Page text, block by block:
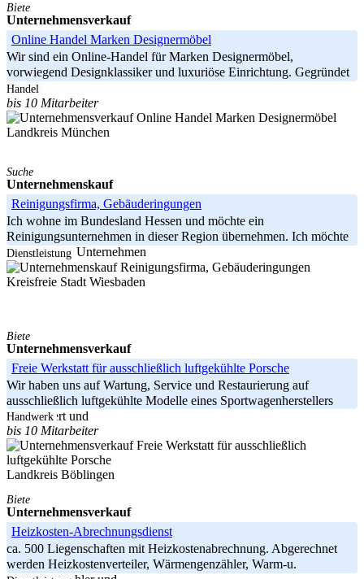
Biete
Unternehmensverkauf
Online Handel Marken Designermöbel
Wir sind ein Online‐Handel für Marken Designermöbel,
vorwiegend Designklassiker und luxuriöse Einrichtung. Gegründet
2015
Handel
bis 10 Mitarbeiter
Landkreis München
Suche
Unternehmenskauf
Reinigungsfirma, Gebäuderingungen
Ich wohne im Bundesland Hessen und möchte ein
Reinigungsunternehmen in dieser Region übernehmen. Ich möchte
mein eigenes Unternehmen
Dienstleistung
Kreisfreie Stadt Wiesbaden
Biete
Unternehmensverkauf
Freie Werkstatt für ausschließlich luftgekühlte Porsche
Wir haben uns auf Wartung, Service und Restaurierung auf
ausschließlich luftgekühlte Modelle eines Sportwagenherstellers
spezialisiert und
Handwerk
bis 10 Mitarbeiter
Landkreis Böblingen
Biete
Unternehmensverkauf
Heizkosten-Abrechnungsdienst
ca. 500 Liegenschaften mit Heizkostenabrechnung. Abgerechnet
werden Heizkostenverteiler, Wärmengenzähler, Warm-u.